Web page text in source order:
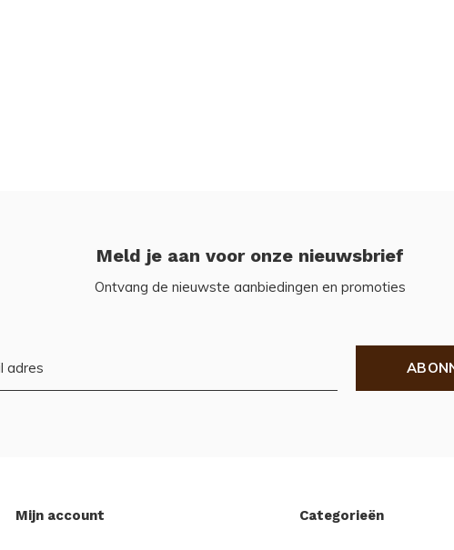
Meld je aan voor onze nieuwsbrief
Ontvang de nieuwste aanbiedingen en promoties
Mijn account Categorieën